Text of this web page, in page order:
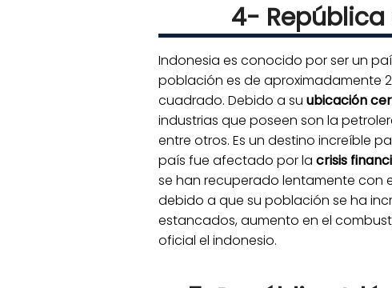
4- República
Indonesia es conocido por ser un
población es de aproximadamente
cuadrado. Debido a su ubicación
industrias que poseen son la
entre otros. Es un destino increíble
país fue afectado por la crisis
se han recuperado lentamente con
debido a que su población se ha
estancados, aumento en el
oficial el indonesio.